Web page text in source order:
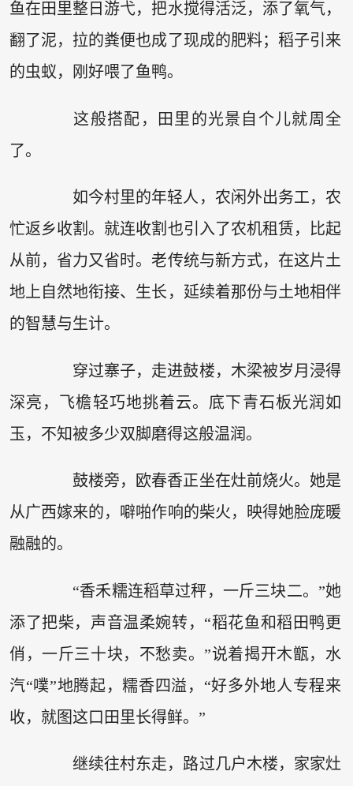
鱼在田里整日游弋，把水搅得活泛，添了氧气，
翻了泥，拉的粪便也成了现成的肥料；稻子引来
的虫蚁，刚好喂了鱼鸭。
这般搭配，田里的光景自个儿就周全
了。
如今村里的年轻人，农闲外出务工，农
忙返乡收割。就连收割也引入了农机租赁，比起
从前，省力又省时。老传统与新方式，在这片土
地上自然地衔接、生长，延续着那份与土地相伴
的智慧与生计。
穿过寨子，走进鼓楼，木梁被岁月浸得
深亮，飞檐轻巧地挑着云。底下青石板光润如
玉，不知被多少双脚磨得这般温润。
鼓楼旁，欧春香正坐在灶前烧火。她是
从广西嫁来的，噼啪作响的柴火，映得她脸庞暖
融融的。
“香禾糯连稻草过秤，一斤三块二。”她
添了把柴，声音温柔婉转，“稻花鱼和稻田鸭更
俏，一斤三十块，不愁卖。”说着揭开木甑，水
汽“噗”地腾起，糯香四溢，“好多外地人专程来
收，就图这口田里长得鲜。”
继续往村东走，路过几户木楼，家家灶